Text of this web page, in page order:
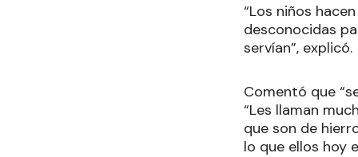
“Los niños
desconocidas
servían”, explicó.
Comentó que
“Les llaman
que son de
lo que ellos hoy